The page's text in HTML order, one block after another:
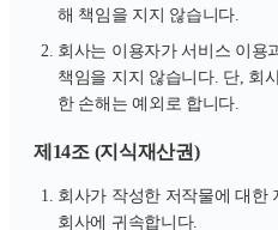
해 책임을 지지 않습니다.
회사는 이용자가 서비스 이용
책임을 지지 않습니다. 단, 회
한 손해는 예외로 합니다.
제14조 (지식재산권)
회사가 작성한 저작물에 대한
회사에 귀속합니다.